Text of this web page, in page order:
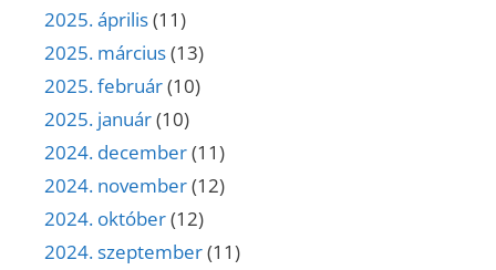
2025. április(11)
2025. március(13)
2025. február(10)
2025. január(10)
2024. december(11)
2024. november(12)
2024. október(12)
2024. szeptember(11)